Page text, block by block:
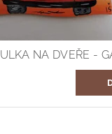
NA DVEŘE -